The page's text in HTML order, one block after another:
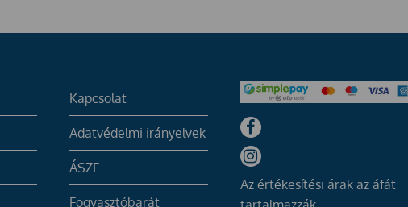
Kapcsolat
Adatvédelmi irányelvek
ÁSZF
Fogyasztóbarát
Az értékesítési árak az áfát